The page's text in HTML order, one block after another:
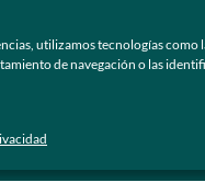
utilizamos tecnologías
de navegación o las
de sol de calidad y
los negocios ópticos en